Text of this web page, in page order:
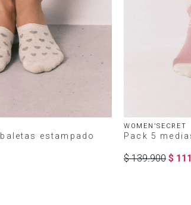
estampado
WOMEN'SECRET
Pack 5
$ 139.900 $ 111